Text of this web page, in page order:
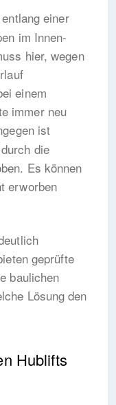
einer
im Innen-
hier, wegen
einem
immer neu
ist
die
Es können
erworben
geprüfte
baulichen
Lösung den
Hublifts